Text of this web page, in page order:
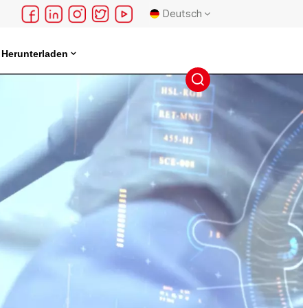
Deutsch
English
français
русский
español
português
日本語
Herunterladen